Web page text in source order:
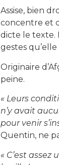
Assise, bien
concentre et
dicte le texte.
gestes
Originaire
peine.
« Leurs
n’y avait
pour venir
Quentin, ne
« C’est assez